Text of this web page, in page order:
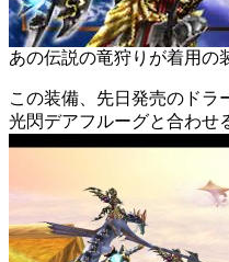
あの伝説の竜狩りが着用の
この装備、先日発売のドラ
光閃デアフルーグと合わせ